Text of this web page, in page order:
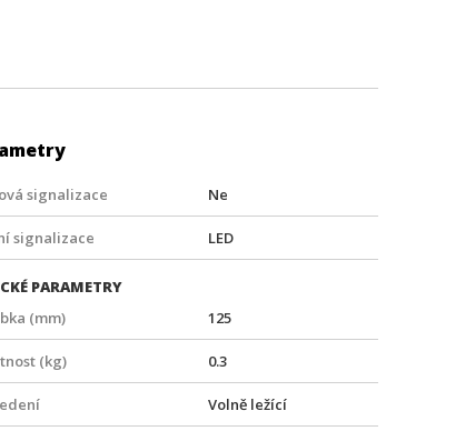
signalizace Ne
signalizace LED
PARAMETRY
(mm)
125
(kg) 0.3
Volně ležící